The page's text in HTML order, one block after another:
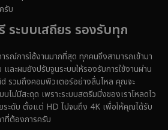
รับ
ะบบเสถียร รองรับทุก
ณ์การใช้งานมากที่สุด ทุกคนจึงสามารถเข้ามา
และผมยังปรับจูนระบบให้รองรับการใช้งานผ่าน
รวมถึงคอมพิวเตอร์อย่างลื่นไหล คุณจะ
บไม่มีสะดุด เพราะระบบสตรีมมิ่งของเราโหลดไว
ระดับ ตั้งแต่ HD ไปจนถึง 4K เพื่อให้คุณได้รับ
ที่ต้องการครับ